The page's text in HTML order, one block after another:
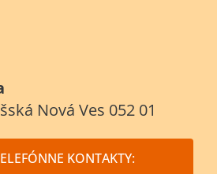
Nová Ves 052 01
KONTAKTY: